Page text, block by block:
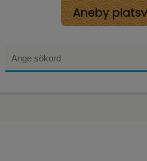
Aneby